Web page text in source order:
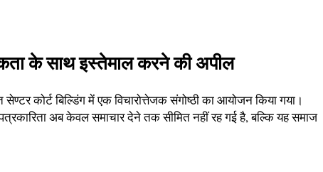
के साथ इस्तेमाल करने की अपील
कोर्ट बिल्डिंग में एक विचारोत्तेजक संगोष्ठी का आयोजन किया गया।
अब केवल समाचार देने तक सीमित नहीं रह गई है, बल्कि यह समाज